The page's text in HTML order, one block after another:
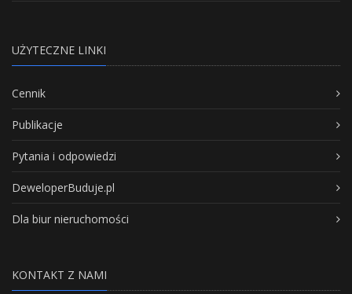
UŻYTECZNE LINKI
Cennik
Publikacje
Pytania i odpowiedzi
DeweloperBuduje.pl
Dla biur nieruchomości
KONTAKT Z NAMI